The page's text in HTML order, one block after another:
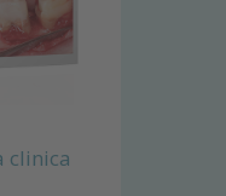
clinica